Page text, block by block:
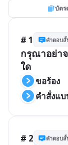
บัตร
# 1 คำตอบ
กรุณาอย่า
ใด
ขอร้อง
คำสั่งแ
# 2 คำตอบ